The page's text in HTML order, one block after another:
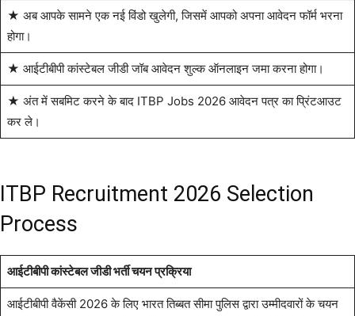
★ अब आपके सामने एक नई विंडो खुलेगी, जिसमें आपको अपना आवेदन फॉर्म भरना
होगा।
★ आईटीबीपी कांस्टेबल जीडी जॉब आवेदन शुल्क ऑनलाइन जमा करना होगा।
★ अंत में सबमिट करने के बाद ITBP Jobs 2026 आवेदन पत्र का प्रिंटआउट
कर ले।
ITBP Recruitment 2026 Selection
Process
आईटीबीपी कांस्टेबल जीडी भर्ती चयन प्रक्रिया
आईटीबीपी वैकेंसी 2026 के लिए भारत तिब्बत सीमा पुलिस द्वारा उम्मीदवारों के चयन